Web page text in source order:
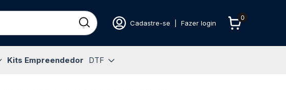
Cadastre-se Fazer login
0
Kits Empreendedor DTF